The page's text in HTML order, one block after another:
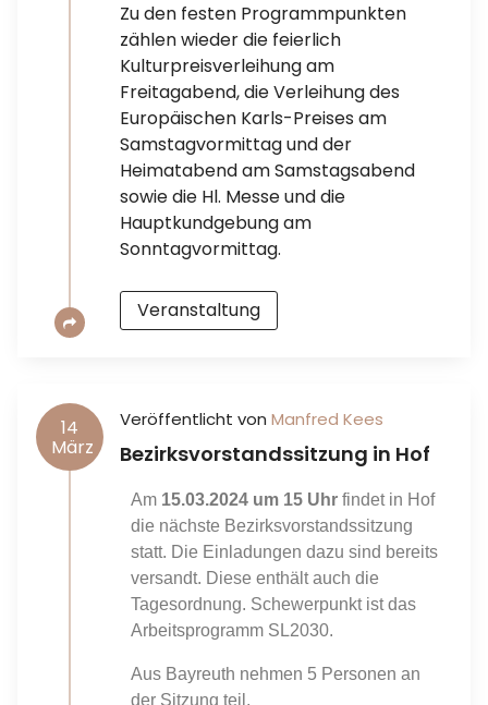
Zu den festen Programmpunkten
zählen wieder die feierlich
Kulturpreisverleihung am
Freitagabend, die Verleihung des
Europäischen Karls-Preises am
Samstagvormittag und der
Heimatabend am Samstagsabend
sowie die Hl. Messe und die
Hauptkundgebung am
Sonntagvormittag.
Veranstaltung
14
März
Veröffentlicht von Manfred Kees
Bezirksvorstandssitzung in Hof
Am 15.03.2024 um 15 Uhr findet in Hof
die nächste Bezirksvorstandssitzung
statt. Die Einladungen dazu sind bereits
versandt. Diese enthält auch die
Tagesordnung. Schewerpunkt ist das
Arbeitsprogramm SL2030.
Aus Bayreuth nehmen 5 Personen an
der Sitzung teil.